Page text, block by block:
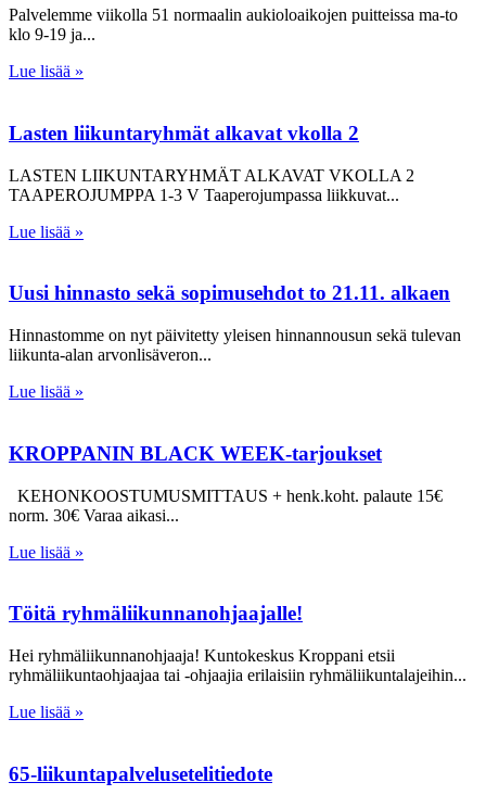
Palvelemme viikolla 51 normaalin aukioloaikojen puitteissa ma-to
klo 9-19 ja
Lue lisää »
Lasten liikuntaryhmät alkavat vkolla 2
LASTEN LIIKUNTARYHMÄT ALKAVAT VKOLLA 2
TAAPEROJUMPPA 1-3 V Taaperojumpassa liikkuvat
Lue lisää »
Uusi hinnasto sekä sopimusehdot to 21.11. alkaen
Hinnastomme on nyt päivitetty yleisen hinnannousun sekä tulevan
liikunta-alan arvonlisäveron
Lue lisää »
KROPPANIN BLACK WEEK-tarjoukset
KEHONKOOSTUMUSMITTAUS + henk.koht. palaute 15€
norm. 30€ Varaa aikasi
Lue lisää »
Töitä ryhmäliikunnanohjaajalle!
Hei ryhmäliikunnanohjaaja! Kuntokeskus Kroppani etsii
ryhmäliikuntaohjaajaa tai -ohjaajia erilaisiin ryhmäliikuntalajeihin
Lue lisää »
65-liikuntapalvelusetelitiedote